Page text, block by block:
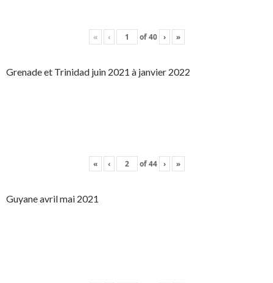
« ‹ of40 › »
Grenade et Trinidad juin 2021 à janvier 2022
« ‹ of44 › »
Guyane avril mai 2021